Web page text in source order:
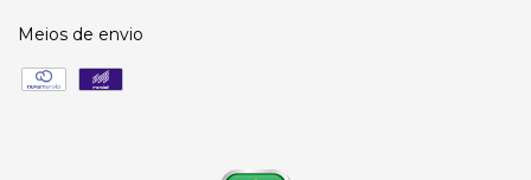
Meios de envio